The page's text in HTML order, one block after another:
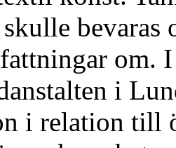
bevaras
om. I
i
i relation till